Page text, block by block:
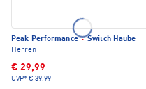
Peak Performance·Switch Haube
Herren
€ 29,99
UVP* € 39,99